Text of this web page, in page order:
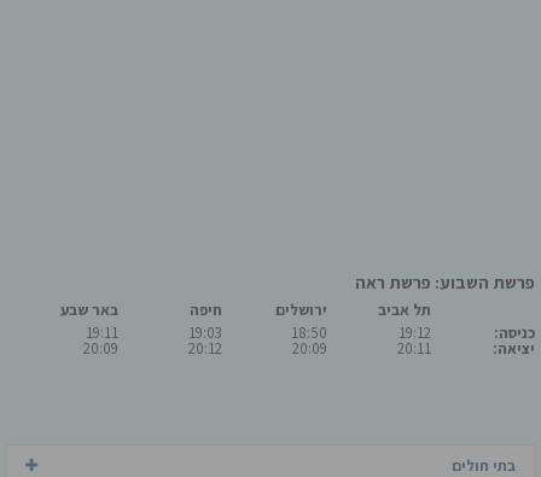
פרשת השבוע: פרשת ראה
כניסה:
יציאה:
תל אביב
19:12
20:11
ירושלים
18:50
20:09
חיפה
19:03
20:12
באר שבע
19:11
20:09
בתי חולים